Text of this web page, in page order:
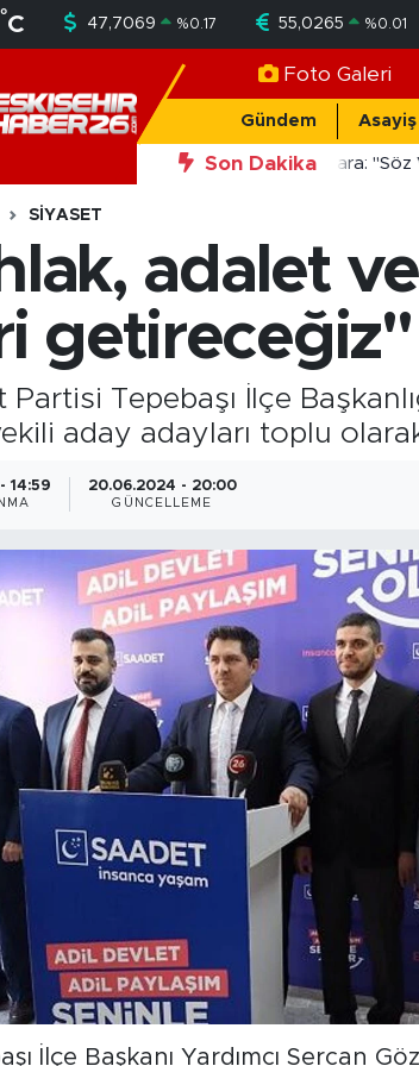
°C 47,7069 %0.17 55,0265 %0.01
Foto Galeri
Gündem Asayiş
Son Dakika
20:56Okan Yücekara: "Söz
SIYASET
adalet ve
getireceğiz"
Partisi Tepebaşı İlçe
aday adayları toplu
14:59 20.06.2024 - 20:00
GÜNCELLEME
İlçe Başkanı Yardımcı Sercan
ve Fikstür